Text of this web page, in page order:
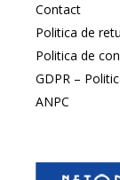
Contact
Politica de
Politica de
GDPR –
ANPC